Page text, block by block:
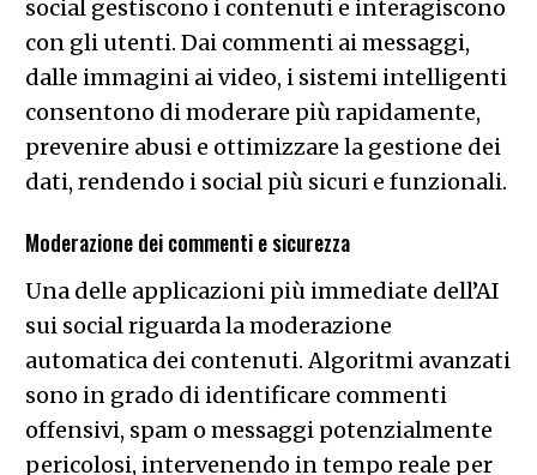
social gestiscono i contenuti e interagiscono
con gli utenti. Dai commenti ai messaggi,
dalle immagini ai video, i sistemi intelligenti
consentono di moderare più rapidamente,
prevenire abusi e ottimizzare la gestione dei
dati, rendendo i social più sicuri e funzionali.
Moderazione dei commenti e sicurezza
Una delle applicazioni più immediate dell’AI
sui social riguarda la moderazione
automatica dei contenuti. Algoritmi avanzati
sono in grado di identificare commenti
offensivi, spam o messaggi potenzialmente
pericolosi, intervenendo in tempo reale per